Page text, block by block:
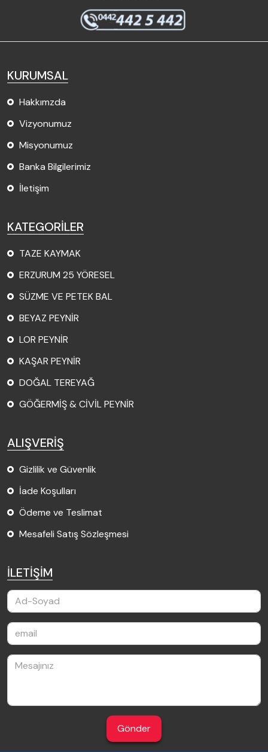
KURUMSAL
Hakkımzda
Vizyonumuz
Misyonumuz
Banka Bilgilerimiz
İletişim
KATEGORİLER
TAZE KAYMAK
ERZURUM 25 YÖRESEL
SÜZME VE PETEK BAL
BEYAZ PEYNİR
LOR PEYNİR
KAŞAR PEYNİR
DOĞAL TEREYAĞ
GÖĞERMİŞ & CİVİL PEYNİR
ALIŞVERİŞ
Gizlilik ve Güvenlik
İade Koşulları
Ödeme ve Teslimat
Mesafeli Satış Sözleşmesi
İLETİŞİM
Gönder